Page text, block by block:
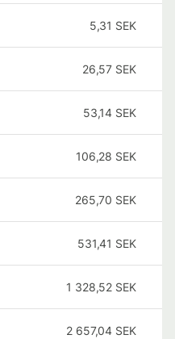
5,31 SEK
26,57 SEK
53,14 SEK
106,28 SEK
265,70 SEK
531,41 SEK
1 328,52 SEK
2 657,04 SEK